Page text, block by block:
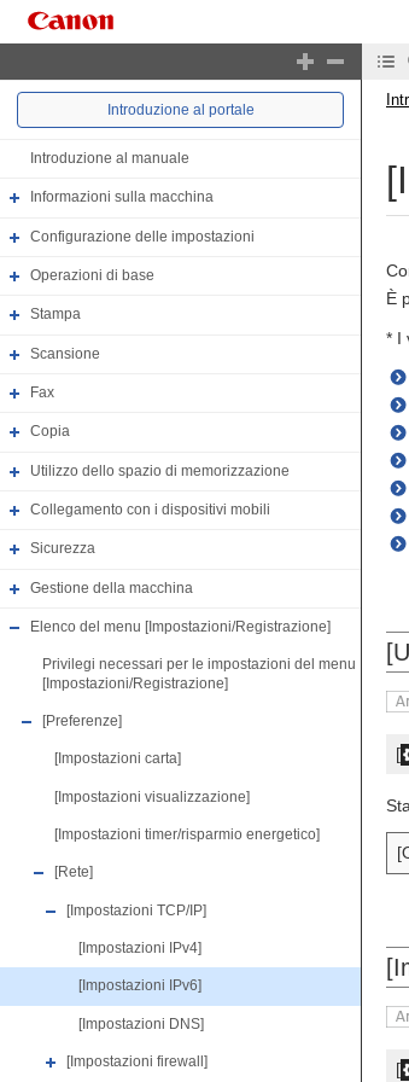
Introduzione al portale
Introduzione al manuale
Informazioni sulla macchina
Configurazione delle impostazioni
Operazioni di base
Stampa
Scansione
Fax
Copia
Utilizzo dello spazio di memorizzazione
Collegamento con i dispositivi mobili
Sicurezza
Gestione della macchina
Elenco del menu [Impostazioni/Registrazione]
Privilegi necessari per le impostazioni del menu
[Impostazioni/Registrazione]
[Preferenze]
[Impostazioni carta]
[Impostazioni visualizzazione]
[Impostazioni timer/risparmio energetico]
[Rete]
[Impostazioni TCP/IP]
[Impostazioni IPv4]
[Impostazioni IPv6]
[Impostazioni DNS]
[Impostazioni firewall]
È
* I
[
[